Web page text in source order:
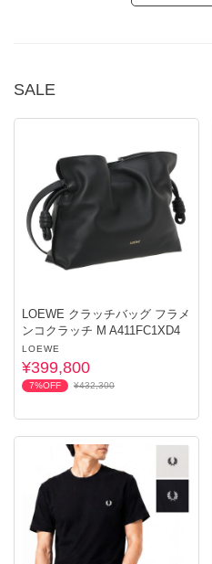
SALE
LOEWE クラッチバッグ フラメ
ンコクラッチ M A411FC1XD4
LOEWE
¥399,800
7%OFF ¥432,300